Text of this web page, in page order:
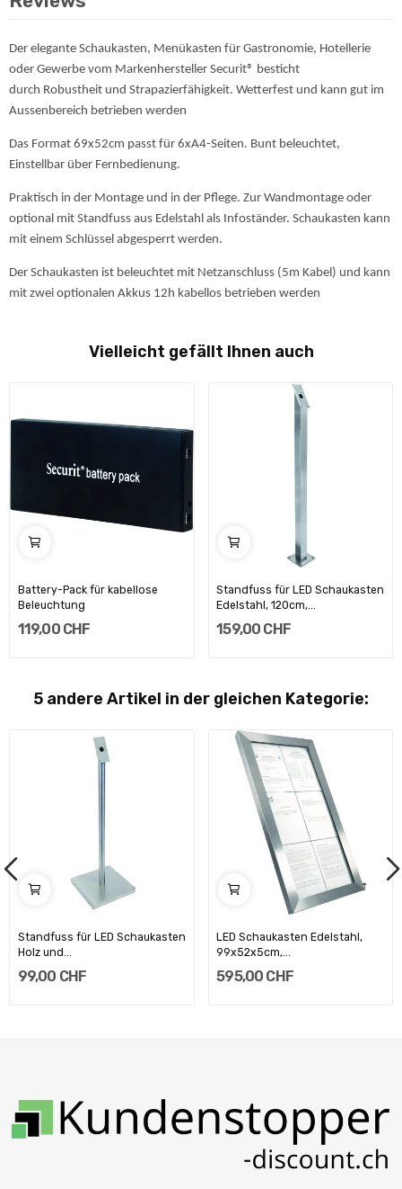
Der elegante Schaukasten, Menükasten für Gastronomie, Hotellerie
oder Gewerbe vom Markenhersteller Securit® besticht
durch Robustheit und Strapazierfähigkeit. Wetterfest und kann gut im
Aussenbereich betrieben werden
Das Format 69x52cm passt für 6xA4-Seiten. Bunt beleuchtet,
Einstellbar über Fernbedienung.
Praktisch in der Montage und in der Pflege. Zur Wandmontage oder
optional mit Standfuss aus Edelstahl als Infoständer. Schaukasten kann
mit einem Schlüssel abgesperrt werden.
Der Schaukasten ist beleuchtet mit Netzanschluss (5m Kabel) und kann
mit zwei optionalen Akkus 12h kabellos betrieben werden
Vielleicht gefällt Ihnen auch
Battery-Pack für kabellose
Beleuchtung
119,00 CHF
Standfuss für LED Schaukasten
Edelstahl, 120cm,...
159,00 CHF
5 andere Artikel in der gleichen Kategorie:
Standfuss für LED Schaukasten
Holz und...
99,00 CHF
LED Schaukasten Edelstahl,
99x52x5cm,...
595,00 CHF